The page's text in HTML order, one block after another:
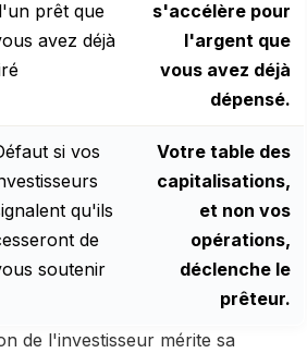
prêt que
avez déjà
s'accélère pour
l'argent que
vous avez déjà
dépensé.
si vos
qu'ils
de
soutenir
Votre table des
capitalisations,
et non vos
opérations,
déclenche le
prêteur.
de l'investisseur mérite sa